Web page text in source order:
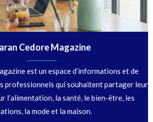
Cedore Magazine
est un espace d’informations et de
professionnels qui souhaitent partager leur
l’alimentation, la santé, le bien-être, les
la mode et la maison.